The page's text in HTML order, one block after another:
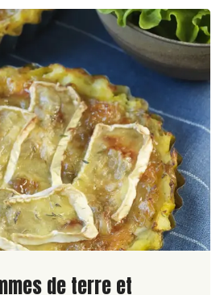
recette
de terre et